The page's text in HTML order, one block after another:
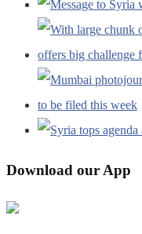
Download our App